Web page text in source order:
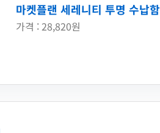
마켓플랜 세레니티 투명 수납함
가격 : 28,820원